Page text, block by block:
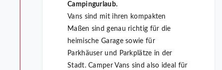
Campingurlaub.
Vans sind mit ihren kompakten
Maßen sind genau richtig für die
heimische Garage sowie für
Parkhäuser und Parkplätze in der
Stadt. Camper Vans sind also ideal für